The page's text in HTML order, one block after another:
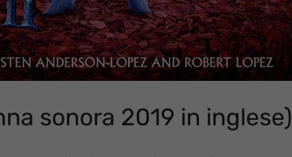
sonora 2019 in inglese)